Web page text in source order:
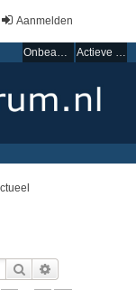
Aanmelden
Onbeantwoorde onderwerpen Actieve onderwerpen
Zoek